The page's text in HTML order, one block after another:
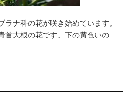
ラナ科の花が咲き始めています。
首大根の花です。下の黄色いの